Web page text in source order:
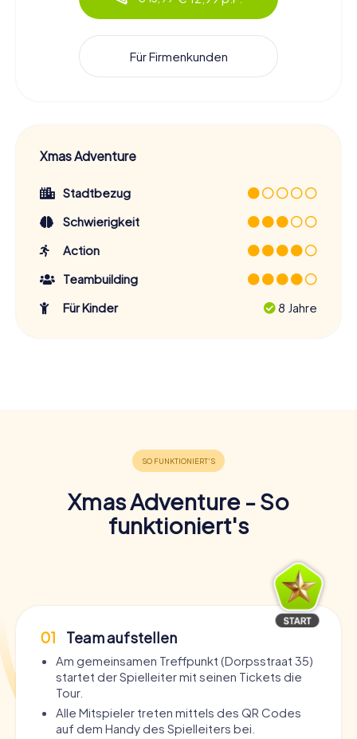
Für Firmenkunden
Xmas Adventure
Stadtbezug
Schwierigkeit
Action
Teambuilding
Für Kinder
8 Jahre
Xmas Adventure - So
funktioniert's
01 Team aufstellen
Am gemeinsamen Treffpunkt (Dorpsstraat 35)
startet der Spielleiter mit seinen Tickets die
Tour.
Alle Mitspieler treten mittels des QR Codes
auf dem Handy des Spielleiters bei.